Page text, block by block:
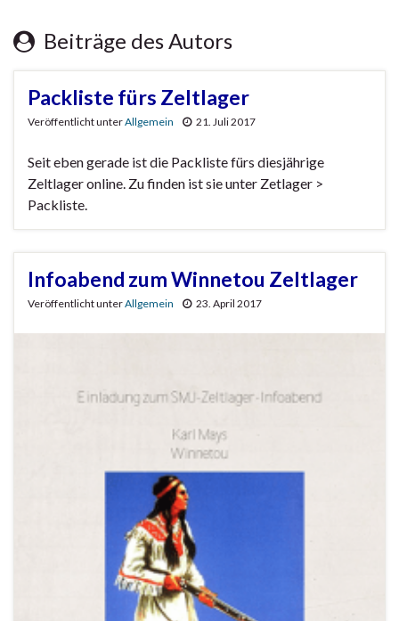
Beiträge des Autors
Packliste fürs Zeltlager
Veröffentlicht unterAllgemein 21. Juli 2017
Seit eben gerade ist die Packliste fürs diesjährige
Zeltlager online. Zu finden ist sie unter Zetlager >
Packliste.
Infoabend zum Winnetou Zeltlager
Veröffentlicht unterAllgemein 23. April 2017